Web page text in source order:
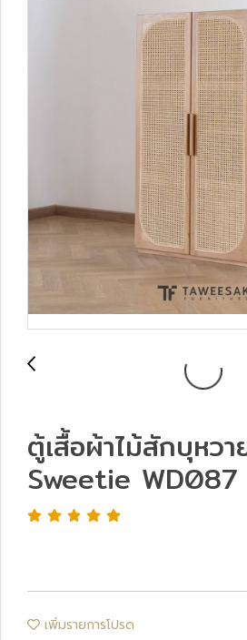
ตู้เสื้อผ้าไม้สักบุหวา
Sweetie WD087
เพิ่มรายการโปรด